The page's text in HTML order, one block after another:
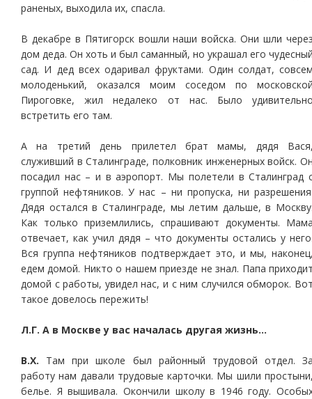
раненых, выходила их, спасла.
В декабре в Пятигорск вошли наши войска. Они шли
дом деда. Он хоть и был саманный, но украшал его
сад. И дед всех одаривал фруктами. Один солдат,
молоденький, оказался моим соседом по
Пироговке, жил недалеко от нас. Было
встретить его там.
А на третий день прилетел брат мамы, дядя
служивший в Сталинграде, полковник инженерных войск.
посадил нас – и в аэропорт. Мы полетели в Сталинград
группой нефтяников. У нас – ни пропуска, ни
Дядя остался в Сталинграде, мы летим дальше, в
Как только приземлились, спрашивают документы.
отвечает, как учил дядя – что документы остались у
Вся группа нефтяников подтверждает это, и мы,
едем домой. Никто о нашем приезде не знал. Папа
домой с работы, увидел нас, и с ним случился обморок.
такое довелось пережить!
Л.Г. А в Москве у вас началась другая жизнь…
В.Х. Там при школе был районный трудовой отдел.
работу нам давали трудовые карточки. Мы шили
белье. Я вышивала. Окончили школу в 1946 году.